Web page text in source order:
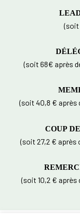
(soit
(soit 68€ après
(soit 40,8 € après
COUP
(soit 27,2 € après
(soit 10,2 €